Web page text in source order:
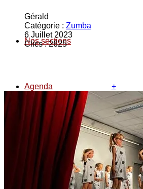
Nos sections
Agenda
Espace privé
Gérald
Catégorie : Zumba
6 Juillet 2023
Clics : 2625
+